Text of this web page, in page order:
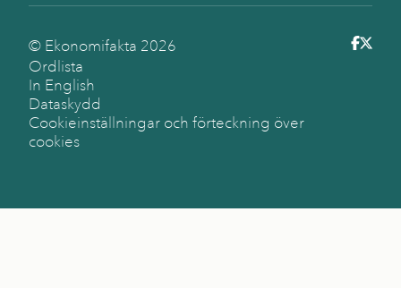
© Ekonomifakta 2026
Ordlista
In English
Dataskydd
Cookieinställningar och förteckning över
cookies